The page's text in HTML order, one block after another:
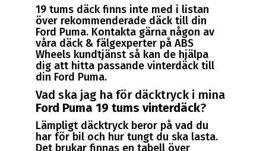
19 tums däck finns inte med i listan
över rekommenderade däck till din
Ford Puma. Kontakta gärna någon av
våra däck & fälgexperter på ABS
Wheels kundtjänst så kan de hjälpa
dig att hitta passande vinterdäck till
din Ford Puma.
Vad ska jag ha för däcktryck i mina
Ford Puma 19 tums vinterdäck?
Lämpligt däcktryck beror på vad du
har för bil och hur tungt du ska lasta.
Det brukar finnas en tabell över